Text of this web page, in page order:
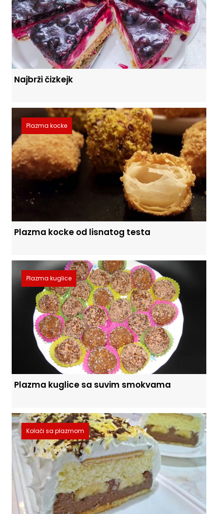
Najbrži čizkejk
Plazma kocke
Plazma kocke od lisnatog testa
Plazma kuglice
Plazma kuglice sa suvim smokvama
Kolači sa plazmom